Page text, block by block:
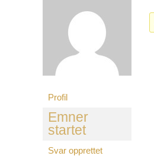
Profil
Emner
startet
Svar opprettet